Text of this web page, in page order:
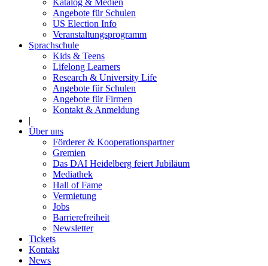
Katalog & Medien
Angebote für Schulen
US Election Info
Veranstaltungsprogramm
Sprachschule
Kids & Teens
Lifelong Learners
Research & University Life
Angebote für Schulen
Angebote für Firmen
Kontakt & Anmeldung
|
Über uns
Förderer & Kooperationspartner
Gremien
Das DAI Heidelberg feiert Jubiläum
Mediathek
Hall of Fame
Vermietung
Jobs
Barrierefreiheit
Newsletter
Tickets
Kontakt
News